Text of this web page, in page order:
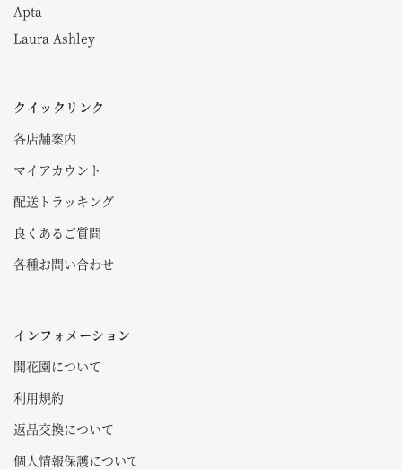
Apta
Laura Ashley
クイックリンク
各店舗案内
マイアカウント
配送トラッキング
良くあるご質問
各種お問い合わせ
インフォメーション
開花園について
利用規約
返品交換について
個人情報保護について